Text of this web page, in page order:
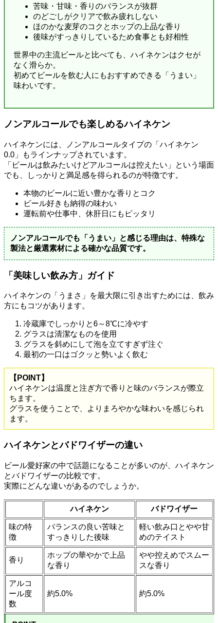
苦味・甘味・香りのバランスが抜群
のどごしがクリアで飲み疲れしない
ほのかな麦芽のコクとホップの上品な香り
後味がすっきりしているため食事とも好相性
世界中の主流ビールと比べても、ハイネケンはクセが
なく滑らか。
初めてビールを飲む人にもおすすめできる「うまい」
味わいです。
ノンアルコールでも楽しめるハイネケン
ハイネケンには、ノンアルコールタイプの「ハイネケン
0.0」もラインナップされています。
「ビールは飲みたいけどアルコールは控えたい」という場面
でも、しっかりと満足感を得られるのが特徴です。
本物のビールに近い豊かな香りとコク
ビール好きも納得の味わい
運転前や仕事中、休肝日にもピッタリ
ノンアルコールでも「うまい」と感じる理由は、特殊な
製法と厳選素材による確かな品質です。
「美味しい飲み方」ガイド
ハイネケンの「うまさ」を最大限に引き出すためには、飲み
方にもコツがあります。
冷蔵庫でしっかりと6～8℃に冷やす
グラスは清潔なものを使用
グラスを斜めにして泡を立てすぎず注ぐ
最初の一口はゴクッと勢いよく飲む
【POINT】
ハイネケンは温度と注ぎ方で香りと味のバランスが際立
ちます。
グラスを使うことで、よりまろやかな味わいを感じられ
ます。
ハイネケンとバドワイザーの違い
ビール愛好家の中で話題になることが多いのが、ハイネケン
とバドワイザーの比較です。
実際にどんな違いがあるのでしょうか。
ハイネケン バドワイザー
味の特
徴
バランスの良い苦味と
すっきりした後味
軽い飲み口とやや甘
めのテイスト
香り
ホップの華やかで上品
な香り
やや控えめでスムー
スな香り
アルコ
ール度
数
約5.0% 約5.0%